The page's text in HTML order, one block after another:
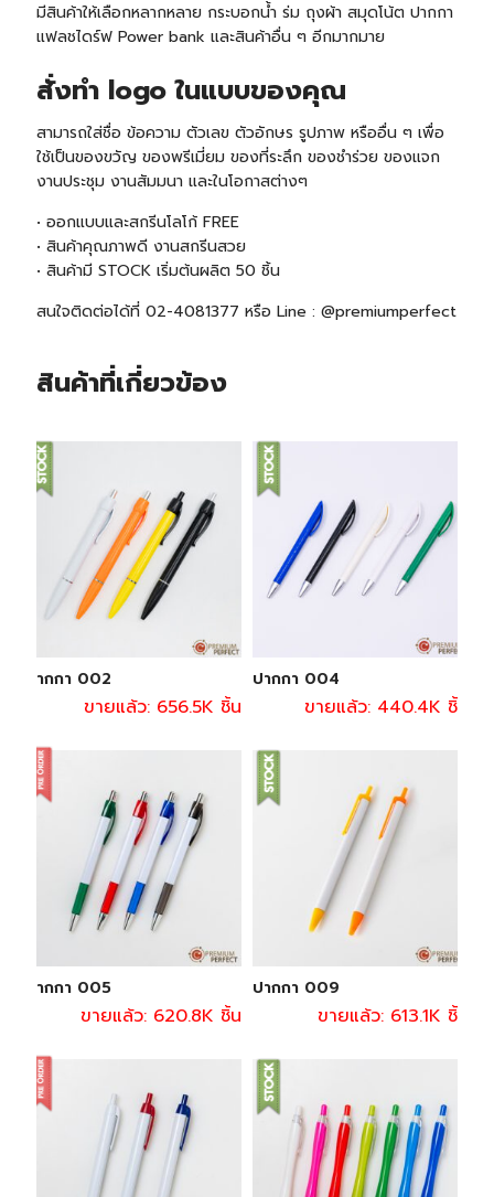
มีสินค้าให้เลือกหลากหลาย กระบอกน้ำ ร่ม ถุงผ้า สมุดโน้ต ปากกา
แฟลชไดร์ฟ Power bank และสินค้าอื่น ๆ อีกมากมาย
สั่งทำ logo ในแบบของคุณ
สามารถใส่ชื่อ ข้อความ ตัวเลข ตัวอักษร รูปภาพ หรืออื่น ๆ เพื่อ
ใช้เป็นของขวัญ ของพรีเมี่ยม ของที่ระลึก ของชำร่วย ของแจก
งานประชุม งานสัมมนา และในโอกาสต่างๆ
• ออกแบบและสกรีนโลโก้ FREE
• สินค้าคุณภาพดี งานสกรีนสวย
• สินค้ามีSTOCK เริ่มต้นผลิต 50 ชิ้น
สนใจติดต่อได้ที่ 02-4081377 หรือ Line : @premiumperfect
สินค้าที่เกี่ยวข้อง
ปากกา 002
ขายแล้ว: 656.5K ชิ้น
ปากกา 004
ขายแล้ว: 440.4K ชิ้น
ปากกา 005
ขายแล้ว: 620.8K ชิ้น
ปากกา 009
ขายแล้ว: 613.1K ชิ้น